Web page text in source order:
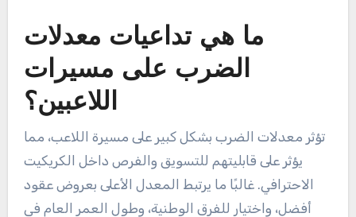
ما هي تداعيات معدلات
الضرب على مسيرات
اللاعبين؟
تؤثر معدلات الضرب بشكل كبير على مسيرة اللاعب، مما
يؤثر على قابليتهم للتسويق والفرص داخل الكريكيت
الاحترافي. غالبًا ما يرتبط المعدل الأعلى بعروض عقود
أفضل، واختيار للفرق الوطنية، وطول العمر العام في